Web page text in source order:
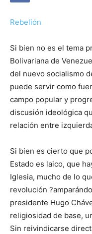
Rebelión
Si bien no es el tema
Bolivariana de
del nuevo socialismo
puede servir como
campo popular y
discusión ideológica
relación entre
Si bien es cierto que
Estado es laico, que
Iglesia, mucho de lo
revolución
presidente Hugo
religiosidad de base,
Sin reivindicarse